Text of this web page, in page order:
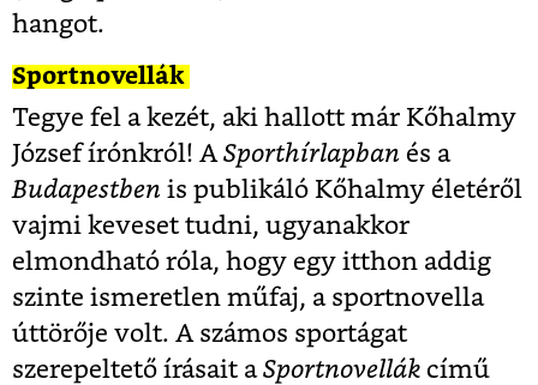
hangot.
Sportnovellák
Tegye fel a kezét, aki hallott már Kőhalmy
József írónkról! ASporthírlapban és a
Budapestben is publikáló Kőhalmy életéről
vajmi keveset tudni, ugyanakkor
elmondható róla, hogy egy itthon addig
szinte ismeretlen műfaj, a sportnovella
úttörője volt. A számos sportágat
szerepeltető írásait aSportnovellák című